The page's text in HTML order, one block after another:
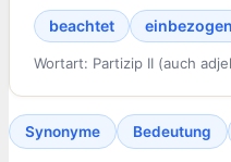
beachtet einbezogen
Wortart: Partizip II (auch
Synonyme Bedeutung